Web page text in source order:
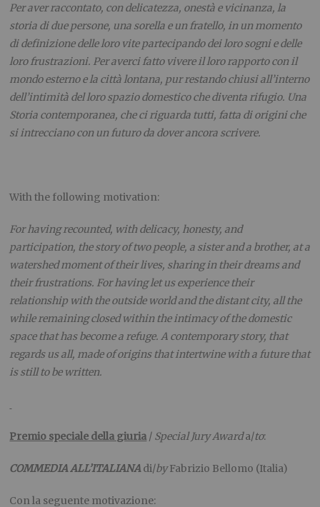
Per aver raccontato, con delicatezza, onestà e vicinanza, la
storia di due persone, una sorella e un fratello, in un momento
di definizione delle loro vite partecipando dei loro sogni e delle
loro frustrazioni. Per averci fatto vivere il loro rapporto con il
mondo esterno e la città lontana, pur restando chiusi all’interno
dell’intimità del loro spazio domestico che diventa rifugio. Una
Storia contemporanea, che ci riguarda tutti, fatta di origini che
si intrecciano con un futuro da dover ancora scrivere.
With the following motivation:
For having recounted, with delicacy, honesty, and
participation, the story of two people, a sister and a brother, at a
watershed moment of their lives, sharing in their dreams and
their frustrations. For having let us experience their
relationship with the outside world and the distant city, all the
while remaining closed within the intimacy of the domestic
space that has become a refuge. A contemporary story, that
regards us all, made of origins that intertwine with a future that
is still to be written.
Premio speciale della giuria / Special Jury Awarda/to:
COMMEDIA ALL’ITALIANAdi/byFabrizio Bellomo (Italia)
Con la seguente motivazione: